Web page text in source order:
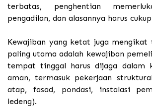
terbatas, penghentian
pengadilan, dan alasannya harus
Kewajiban yang ketat juga mengikat
paling utama adalah kewajiban
tempat tinggal harus dijaga dalam
aman, termasuk pekerjaan
atap, fasad, pondasi, instalasi
ledeng).